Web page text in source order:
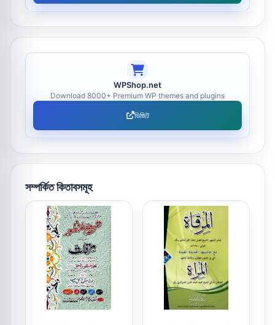
WPShop.net
Download 8000+ Premium WP themes and plugins
ভিজিট
সম্পর্কিত কিতাবসমূহ